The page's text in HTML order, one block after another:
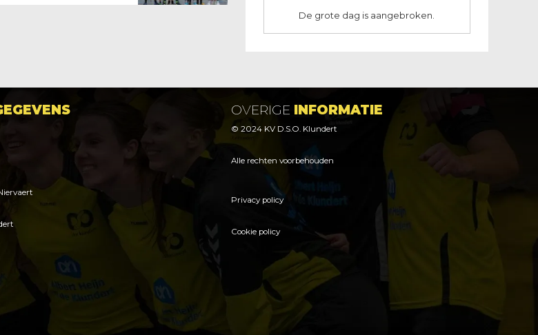
De grote dag is aangebroken.
OVERIGE INFORMATIE
© 2024 KV D.S.O. Klundert
Alle rechten voorbehouden
Privacy policy
Cookie policy